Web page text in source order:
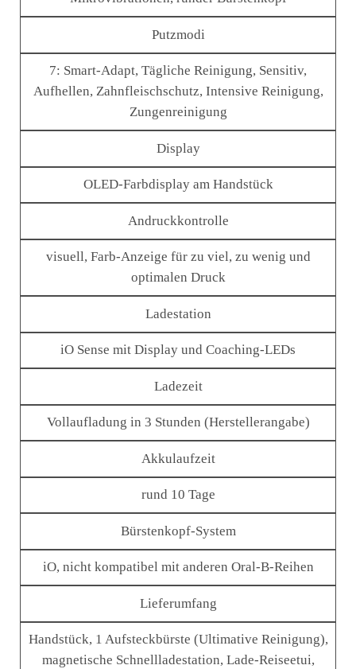
Putzmodi
7: Smart-Adapt, Tägliche Reinigung, Sensitiv,
Aufhellen, Zahnfleischschutz, Intensive Reinigung,
Zungenreinigung
Display
OLED-Farbdisplay am Handstück
Andruckkontrolle
visuell, Farb-Anzeige für zu viel, zu wenig und
optimalen Druck
Ladestation
iO Sense mit Display und Coaching-LEDs
Ladezeit
Vollaufladung in 3 Stunden (Herstellerangabe)
Akkulaufzeit
rund 10 Tage
Bürstenkopf-System
iO, nicht kompatibel mit anderen Oral-B-Reihen
Lieferumfang
Handstück, 1 Aufsteckbürste (Ultimative Reinigung),
magnetische Schnellladestation, Lade-Reiseetui,